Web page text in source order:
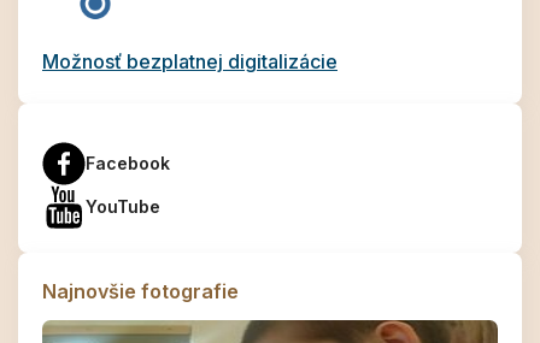
Možnosť bezplatnej digitalizácie
Facebook
YouTube
Najnovšie fotografie